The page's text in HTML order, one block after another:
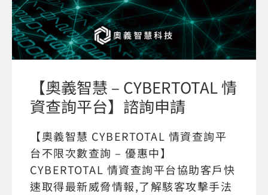
【奧義智慧 – CYBERTOTAL 情
資查詢平台】諮詢申請
【奧義智慧 CYBERTOTAL 情資查詢平
台不限次數查詢 – 優惠中】
CYBERTOTAL 情資查詢平台協助客戶快
速取得最新威脅情報,了解駭客攻擊手法